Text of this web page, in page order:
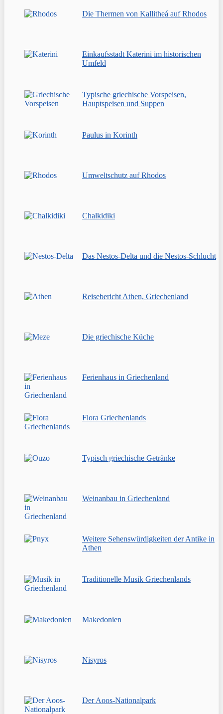
Die Thermen von Kallitheá auf Rhodos
Einkaufsstadt Katerini im historischen
Umfeld
Typische griechische Vorspeisen,
Hauptspeisen und Suppen
Paulus in Korinth
Umweltschutz auf Rhodos
Chalkidiki
Das Nestos-Delta und die Nestos-Schlucht
Reisebericht Athen, Griechenland
Die griechische Küche
Ferienhaus in Griechenland
Flora Griechenlands
Typisch griechische Getränke
Weinanbau in Griechenland
Weitere Sehenswürdigkeiten der Antike in
Athen
Traditionelle Musik Griechenlands
Makedonien
Nisyros
Der Aoos-Nationalpark